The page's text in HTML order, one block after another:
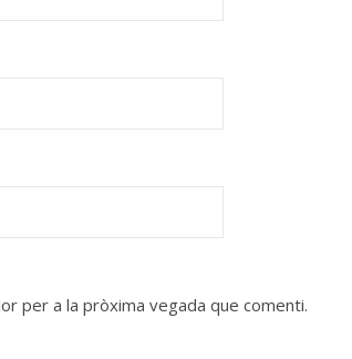
per a la pròxima vegada que comenti.